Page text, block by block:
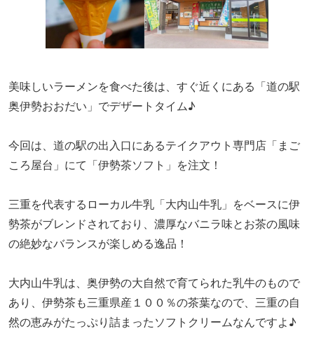
美味しいラーメンを食べた後は、すぐ近くにある「道の駅
奥伊勢おおだい」でデザートタイム♪
今回は、 道の駅の出入口にあるテイクアウト専門店「まご
ころ屋台」にて「伊勢茶ソフト」を注文！
三重を代表するローカル牛乳「大内山牛乳」をベースに伊
勢茶がブレンドされており、濃厚なバニラ味とお茶の風味
の絶妙なバランスが楽しめる逸品！
大内山牛乳は、奥伊勢の大自然で育てられた乳牛のもので
あり、伊勢茶も三重県産１００％の茶葉なので、三重の自
然の恵みがたっぷり詰まったソフトクリームなんですよ♪